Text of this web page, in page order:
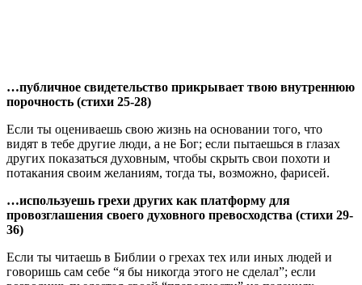
…публичное свидетельство прикрывает твою внутреннюю
порочность (стихи 25-28)
Если ты оцениваешь свою жизнь на основании того, что
видят в тебе другие люди, а не Бог; если пытаешься в глазах
других показаться духовным, чтобы скрыть свои похоти и
потакания своим желаниям, тогда ты, возможно, фарисей.
…используешь грехи других как платформу для
провозглашения своего духовного превосходства (стихи 29-
36)
Если ты читаешь в Библии о грехах тех или иных людей и
говоришь сам себе “я бы никогда этого не сделал”; если